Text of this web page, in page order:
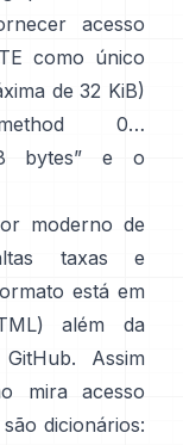
acesso
como único
de 32 KiB)
method 0…
bytes”
e o
moderno de
taxas e
está em
) além da
. Assim
mira acesso
dicionários: